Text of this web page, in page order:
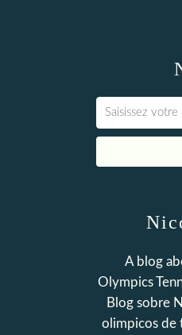
A blog
Olympics
Blog sobre
olimpicos de